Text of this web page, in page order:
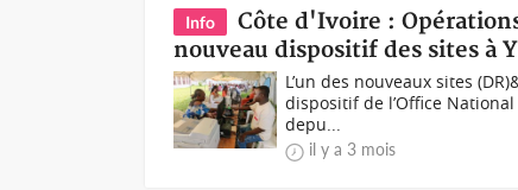
Info
Côte d'Ivoire :
nouveau dispositif des sites à
L’un des nouveaux sites
dispositif de l’Office National
depu...
il y a 3 mois